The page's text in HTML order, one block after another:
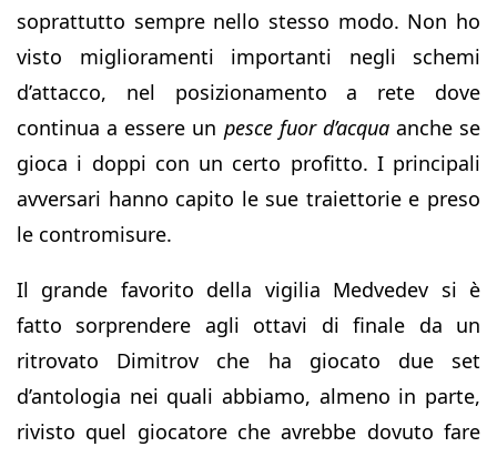
soprattutto sempre nello stesso modo. Non ho
visto miglioramenti importanti negli schemi
d’attacco, nel posizionamento a rete dove
continua a essere un pesce fuor d’acquaanche se
gioca i doppi con un certo profitto. I principali
avversari hanno capito le sue traiettorie e preso
le contromisure.
Il grande favorito della vigilia Medvedev si è
fatto sorprendere agli ottavi di finale da un
ritrovato Dimitrov che ha giocato due set
d’antologia nei quali abbiamo, almeno in parte,
rivisto quel giocatore che avrebbe dovuto fare